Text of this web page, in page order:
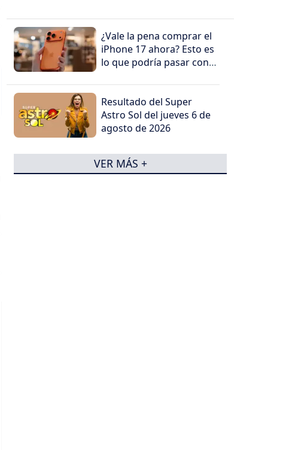
¿Vale la pena comprar el
iPhone 17 ahora? Esto es
lo que podría pasar con
próximos meses
Resultado del Super
Astro Sol del jueves 6 de
agosto de 2026
VER MÁS +